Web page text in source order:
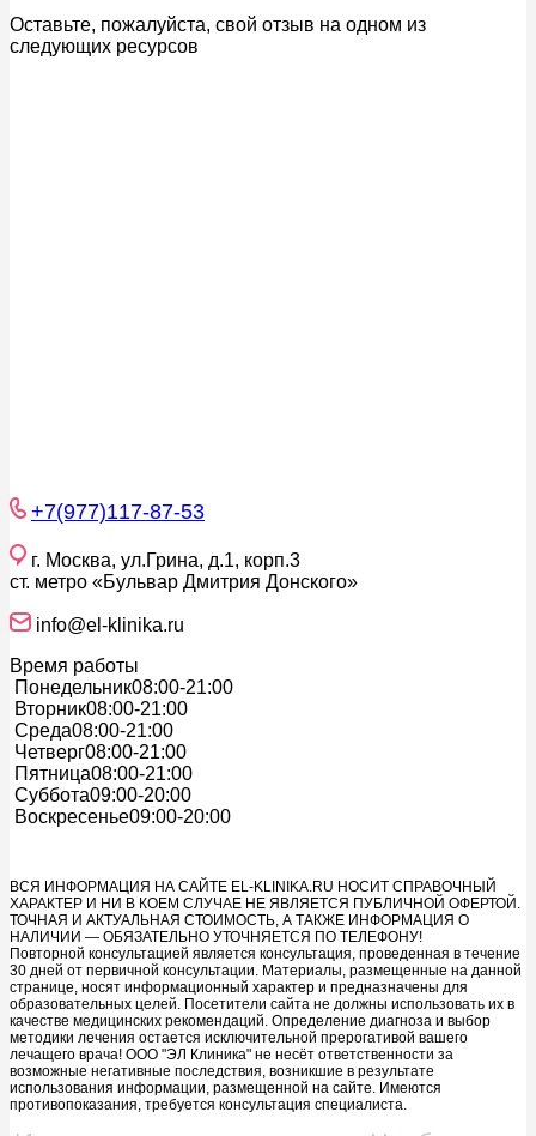
Оставьте, пожалуйста, свой отзыв на одном из
следующих ресурсов
+7(977)117-87-53
г. Москва, ул.Грина, д.1, корп.3
ст. метро «Бульвар Дмитрия Донского»
info@el-klinika.ru
Время работы
Понедельник08:00-21:00
Вторник08:00-21:00
Среда08:00-21:00
Четверг08:00-21:00
Пятница08:00-21:00
Суббота09:00-20:00
Воскресенье09:00-20:00
ВСЯ ИНФОРМАЦИЯ НА САЙТЕ EL-KLINIKA.RU НОСИТ СПРАВОЧНЫЙ
ХАРАКТЕР И НИ В КОЕМ СЛУЧАЕ НЕ ЯВЛЯЕТСЯ ПУБЛИЧНОЙ ОФЕРТОЙ.
ТОЧНАЯ И АКТУАЛЬНАЯ СТОИМОСТЬ, А ТАКЖЕ ИНФОРМАЦИЯ О
НАЛИЧИИ — ОБЯЗАТЕЛЬНО УТОЧНЯЕТСЯ ПО ТЕЛЕФОНУ!
Повторной консультацией является консультация, проведенная в течение
30 дней от первичной консультации. Материалы, размещенные на данной
странице, носят информационный характер и предназначены для
образовательных целей. Посетители сайта не должны использовать их в
качестве медицинских рекомендаций. Определение диагноза и выбор
методики лечения остается исключительной прерогативой вашего
лечащего врача! ООО "ЭЛ Клиника" не несёт ответственности за
возможные негативные последствия, возникшие в результате
использования информации, размещенной на сайте. Имеются
противопоказания, требуется консультация специалиста.